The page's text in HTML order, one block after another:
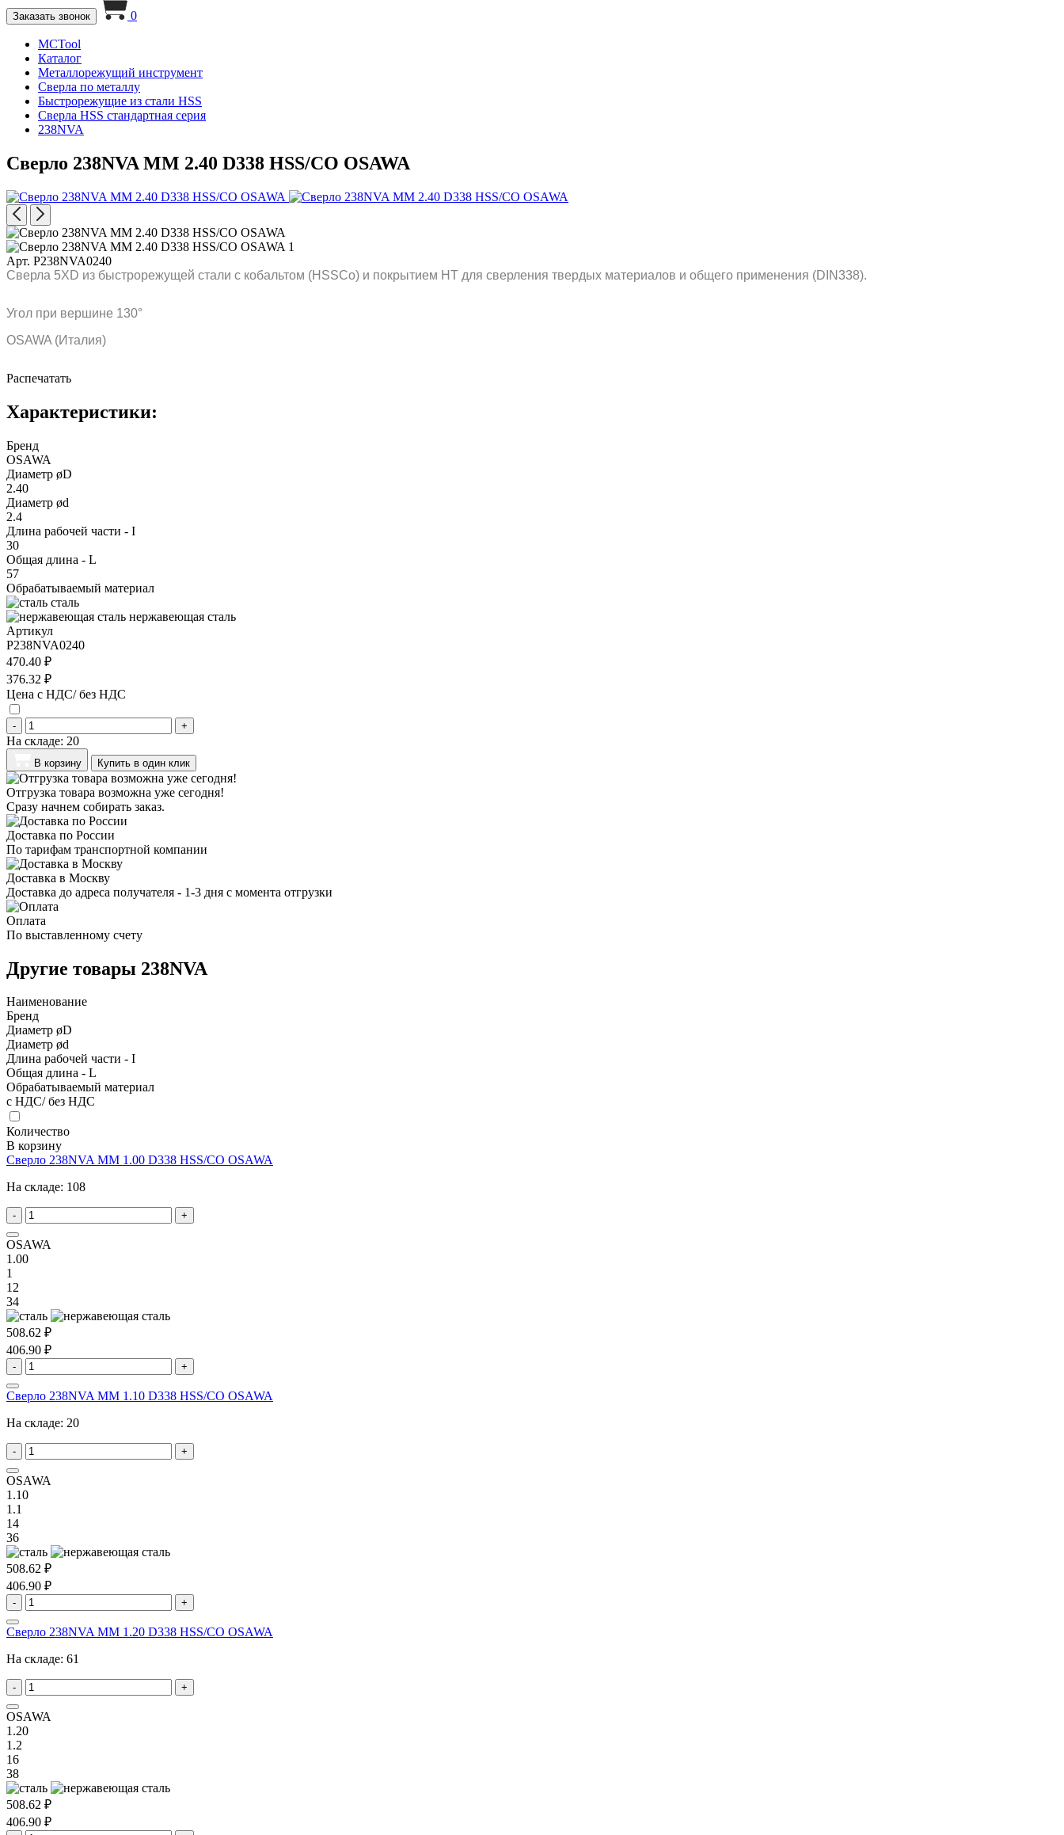
Заказать звонок 0
MCTool
Каталог
Металлорежущий инструмент
Сверла по металлу
Быстрорежущие из стали HSS
Сверла HSS стандартная серия
238NVA
Сверло 238NVA MM 2.40 D338 HSS/CO OSAWA
Арт. P238NVA0240
Сверла 5XD из быстрорежущей стали с кобальтом (HSSCo) и покрытием HT для сверления твердых материалов и общего применения (DIN338).
Угол при вершине 130°
OSAWA (Италия)
Распечатать
Характеристики:
Бренд
OSAWA
Диаметр øD
2.40
Диаметр ød
2.4
Длина рабочей части - I
30
Общая длина - L
57
Обрабатываемый материал
сталь
нержавеющая сталь
Артикул
P238NVA0240
470.40 ₽
376.32 ₽
Цена с НДС/ без НДС
- +
На складе: 20
В корзину Купить в один клик
Отгрузка товара возможна уже сегодня!
Сразу начнем собирать заказ.
Доставка по России
По тарифам транспортной компании
Доставка в Москву
Доставка до адреса получателя - 1-3 дня с момента отгрузки
Оплата
По выставленному счету
Другие товары 238NVA
Наименование
Бренд
Диаметр øD
Диаметр ød
Длина рабочей части - I
Общая длина - L
Обрабатываемый материал
с НДС/ без НДС
Количество
В корзину
Сверло 238NVA MM 1.00 D338 HSS/CO OSAWA
На складе: 108
- +
OSAWA
1.00
1
12
34
508.62 ₽
406.90 ₽
- +
Сверло 238NVA MM 1.10 D338 HSS/CO OSAWA
На складе: 20
- +
OSAWA
1.10
1.1
14
36
508.62 ₽
406.90 ₽
- +
Сверло 238NVA MM 1.20 D338 HSS/CO OSAWA
На складе: 61
- +
OSAWA
1.20
1.2
16
38
508.62 ₽
406.90 ₽